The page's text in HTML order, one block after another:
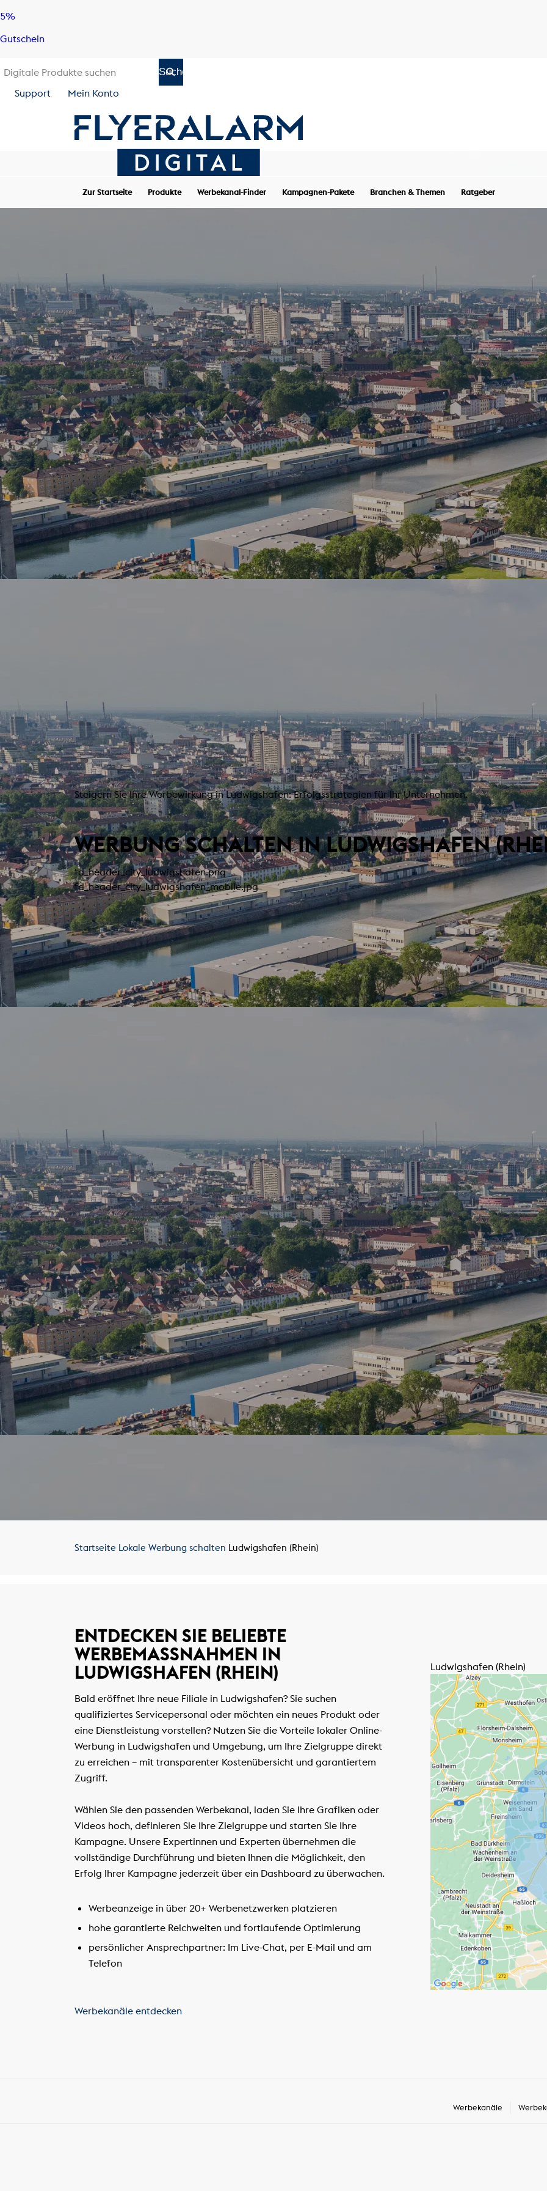
Skip
content
Skip
navigation
5%
Gutschein
Support Mein Konto
Zur Startseite Produkte Werbekanal-Finder Kampagnen-Pakete Branchen & Themen Ratgeber
Steigern Sie Ihre Werbewirkung in Ludwigshafen: Erfolgsstrategien für Ihr Unternehmen.
WERBUNG SCHALTEN IN LUDWIGSHAFEN
fd_header_city_ludwigshafen.png
fd_header_city_ludwigshafen_mobile.jpg
Startseite Lokale Werbung schalten Ludwigshafen (Rhein)
ENTDECKEN SIE BELIEBTE
WERBEMASSNAHMEN IN L
UDWIGSHAFEN (RHEIN)
Bald eröffnet Ihre neue Filiale in Ludwigshafen? Sie suchen
qualifiziertes Servicepersonal oder möchten ein neues Produkt oder
eine Dienstleistung vorstellen? Nutzen Sie die Vorteile lokaler Online-
Werbung in Ludwigshafen und Umgebung, um Ihre Zielgruppe direkt
zu erreichen – mit transparenter Kostenübersicht und garantiertem
Zugriff.
Wählen Sie den passenden Werbekanal, laden Sie Ihre Grafiken oder
Videos hoch, definieren Sie Ihre Zielgruppe und starten Sie Ihre
Kampagne. Unsere Expertinnen und Experten übernehmen die
vollständige Durchführung und bieten Ihnen die Möglichkeit, den
Erfolg Ihrer Kampagne jederzeit über ein Dashboard zu überwachen.
Werbeanzeige in über 20+ Werbenetzwerken platzieren
hohe garantierte Reichweiten und fortlaufende Optimierung
persönlicher Ansprechpartner: Im Live-Chat, per E-Mail und am
Telefon
Werbekanäle entdecken
Ludwigshafen (Rhein)
Werbekanäle